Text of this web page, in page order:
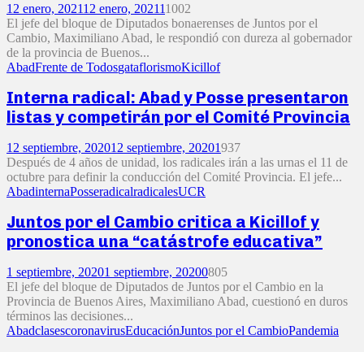
12 enero, 202112 enero, 202111002
El jefe del bloque de Diputados bonaerenses de Juntos por el
Cambio, Maximiliano Abad, le respondió con dureza al gobernador
de la provincia de Buenos...
AbadFrente de TodosgataflorismoKicillof
Interna radical: Abad y Posse presentaron
listas y competirán por el Comité Provincia
12 septiembre, 202012 septiembre, 20201937
Después de 4 años de unidad, los radicales irán a las urnas el 11 de
octubre para definir la conducción del Comité Provincia. El jefe...
AbadinternaPosseradicalradicalesUCR
Juntos por el Cambio critica a Kicillof y
pronostica una “catástrofe educativa”
1 septiembre, 20201 septiembre, 20200805
El jefe del bloque de Diputados de Juntos por el Cambio en la
Provincia de Buenos Aires, Maximiliano Abad, cuestionó en duros
términos las decisiones...
AbadclasescoronavirusEducaciónJuntos por el CambioPandemia